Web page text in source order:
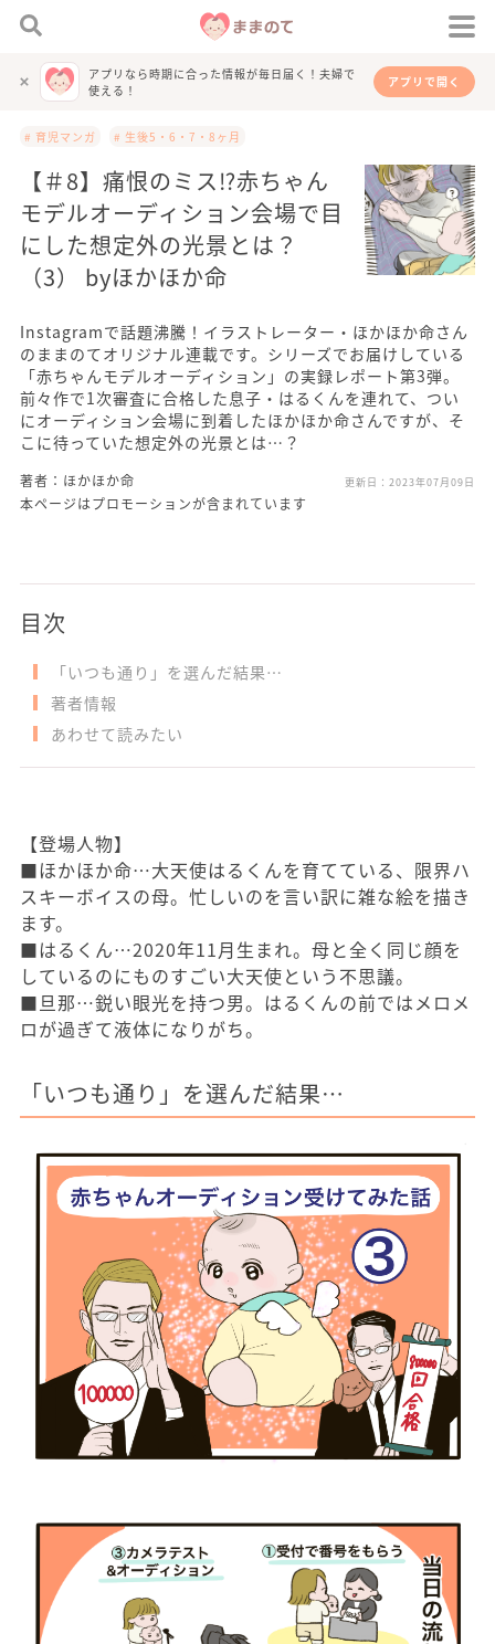
アプリなら時期に合った情報が毎日届く！夫婦で
使える！
アプリで開く
# 育児マンガ # 生後5・6・7・8ヶ月
【＃8】痛恨のミス⁉︎赤ちゃん
モデルオーディション会場で目
にした想定外の光景とは？
（3） byほかほか命
Instagramで話題沸騰！イラストレーター・ほかほか命さん
のままのてオリジナル連載です。シリーズでお届けしている
「赤ちゃんモデルオーディション」の実録レポート第3弾。
前々作で1次審査に合格した息子・はるくんを連れて、つい
にオーディション会場に到着したほかほか命さんですが、そ
こに待っていた想定外の光景とは…？
著者：ほかほか命 更新日： 2023年07月09日
本ページはプロモーションが含まれています
目次
「いつも通り」を選んだ結果…
著者情報
あわせて読みたい
【登場人物】
■ほかほか命…大天使はるくんを育てている、限界ハ
スキーボイスの母。忙しいのを言い訳に雑な絵を描き
ます。
■はるくん…2020年11月生まれ。母と全く同じ顔を
しているのにものすごい大天使という不思議。
■旦那…鋭い眼光を持つ男。はるくんの前ではメロメ
ロが過ぎて液体になりがち。
「いつも通り」を選んだ結果…